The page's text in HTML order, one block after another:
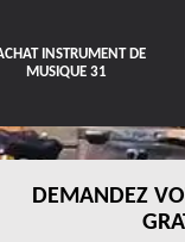
INSTRUMENT DE
MUSIQUE 31
DEMANDEZ